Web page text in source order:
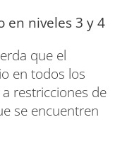
en niveles 3 y 4
que el
en todos los
restricciones de
se encuentren